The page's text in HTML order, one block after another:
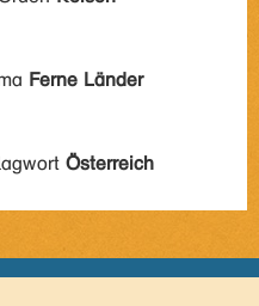
Ferne Länder
Österreich